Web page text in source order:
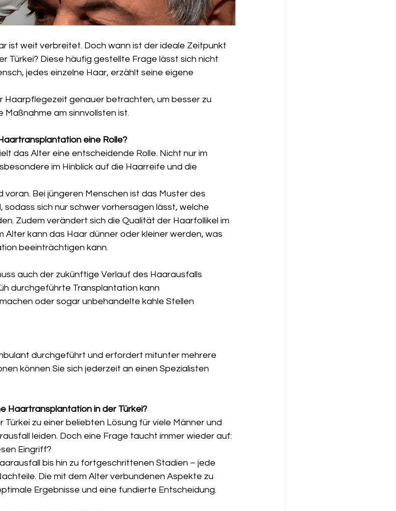
ist weit verbreitet. Doch wann ist der ideale Zeitpunkt
Türkei? Diese häufig gestellte Frage lässt sich nicht
jedes einzelne Haar, erzählt seine eigene
Haarpflegezeit genauer betrachten, um besser zu
am sinnvollsten ist.
eine Rolle?
das Alter eine entscheidende Rolle. Nicht nur im
im Hinblick auf die Haarreife und die
Bei jüngeren Menschen ist das Muster des
sich nur schwer vorhersagen lässt, welche
Zudem verändert sich die Qualität der Haarfollikel im
Alter kann das Haar dünner oder kleiner werden, was
beeinträchtigen kann.
auch der zukünftige Verlauf des Haarausfalls
durchgeführte Transplantation kann
oder sogar unbehandelte kahle Stellen
durchgeführt und erfordert mitunter mehrere
können Sie sich jederzeit an einen Spezialisten
Haartransplantation in der Türkei?
zu einer beliebten Lösung für viele Männer und
leiden. Doch eine Frage taucht immer wieder auf:
Eingriff?
bis hin zu fortgeschrittenen Stadien – jede
Die mit dem Alter verbundenen Aspekte zu
Ergebnisse und eine fundierte Entscheidung.